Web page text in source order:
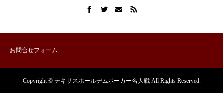
お問合せフォーム
Copyright © テキサスホールデムポーカー名人戦 All Rights Reserved.